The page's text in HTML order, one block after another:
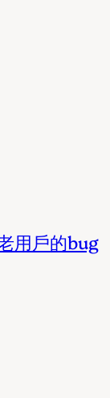
用戶的bug